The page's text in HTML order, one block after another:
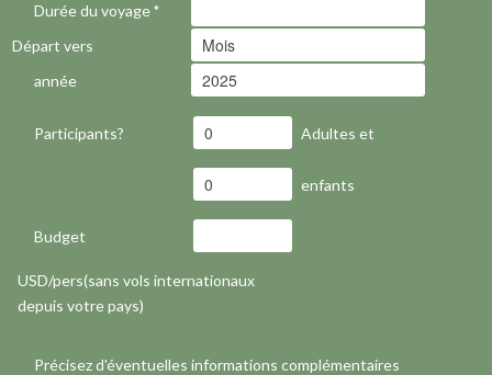
Durée du voyage*
Départ vers
année
Participants? Adultes et
enfants
Budget
USD/pers(sans vols internationaux
depuis votre pays)
Précisez d'éventuelles informations complémentaires